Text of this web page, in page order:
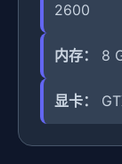
2600
内存： 8
显卡：